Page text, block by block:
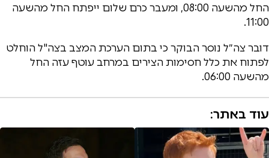
החל מהשעה 08:00, ומעבר כרם שלום ייפתח החל מהשעה
11:00.
דובר צה״ל נוסר הבוקר כי בתום הערכת המצב בצה"ל הוחלט
לפתוח את כלל חסימות הצירים במרחב עוטף עזה החל
מהשעה 06:00.
עוד באתר: